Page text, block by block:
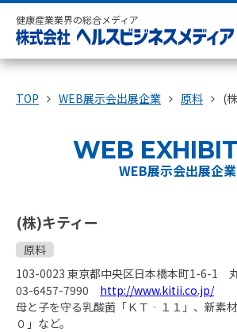
健康産業業界の総合メディア
TOP WEB展示会出展企業 原料 (
WEB
WEB展示会出展企業
(株)キティー
原料
103-0023 東京都中央区日本橋本町1-6-1
03-6457-7990 http://www.kitii.co.jp/
母と子を守る乳酸菌「ＫＴ‐１１」、新素
０」など。